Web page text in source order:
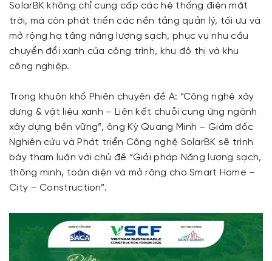
SolarBK không chỉ cung cấp các hệ thống điện mặt
trời, mà còn phát triển các nền tảng quản lý, tối ưu và
mở rộng hạ tầng năng lượng sạch, phục vụ nhu cầu
chuyển đổi xanh của công trình, khu đô thị và khu
công nghiệp.
Trong khuôn khổ Phiên chuyên đề A: “Công nghệ xây
dựng & vật liệu xanh – Liên kết chuỗi cung ứng ngành
xây dựng bền vững”, ông Kỳ Quang Minh – Giám đốc
Nghiên cứu và Phát triển Công nghệ SolarBK sẽ trình
bày tham luận với chủ đề “Giải pháp Năng lượng sạch,
thông minh, toàn diện và mở rộng cho Smart Home –
City – Construction”.